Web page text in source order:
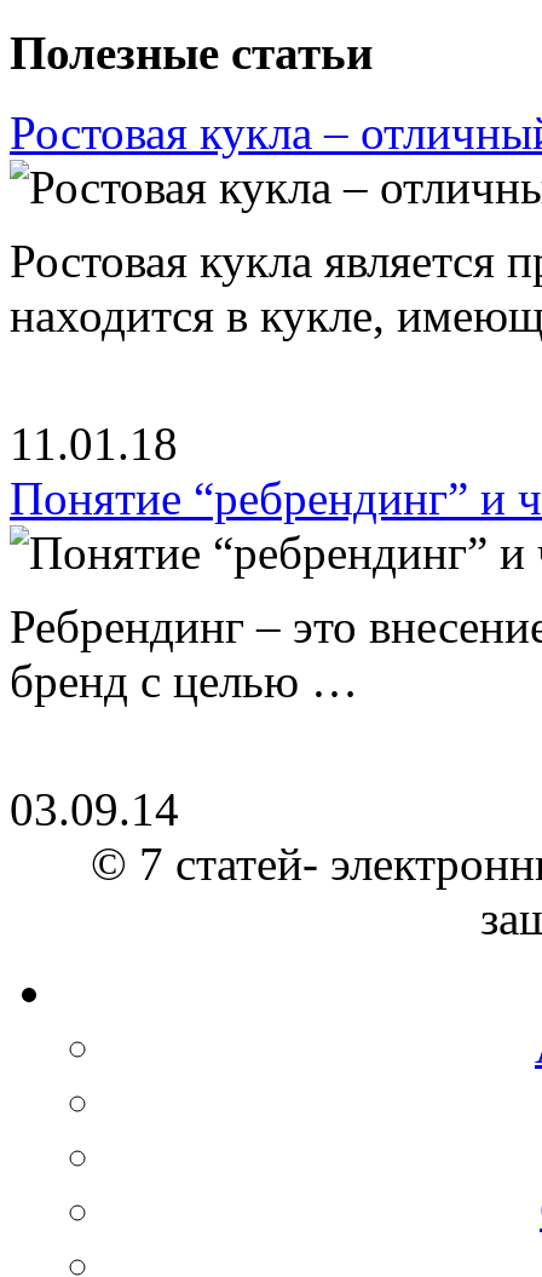
Полезные статьи
Ростовая кукла –
Ростовая кукла является
находится в кукле,
11.01.18
Понятие “ребрендинг” и
Ребрендинг – это
бренд с целью …
03.09.14
© 7 статей-